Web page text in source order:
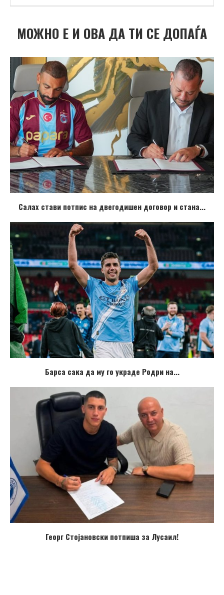
МОЖНО Е И ОВА ДА ТИ СЕ ДОПАЃА
Салах стави потпис на двегодишен договор и стана...
Барса сака да му го украде Родри на...
Георг Стојановски потпиша за Лусаил!